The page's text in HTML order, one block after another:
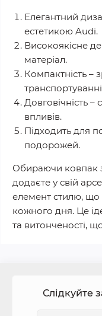
Елегантний
естетикою Audi.
Високоякісне
матеріал.
Компактність –
Довговічність –
впливів.
Підходить для
подорожей.
Обираючи ковпак
додаєте у свій
елемент стилю, що
кожного дня. Це
та витонченості,
Слідкуйте